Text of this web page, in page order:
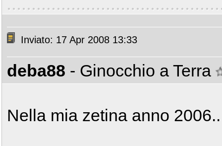
Inviato: 17 Apr 2008 13:33
deba88 - Ginocchio a Terra
Nella mia zetina anno